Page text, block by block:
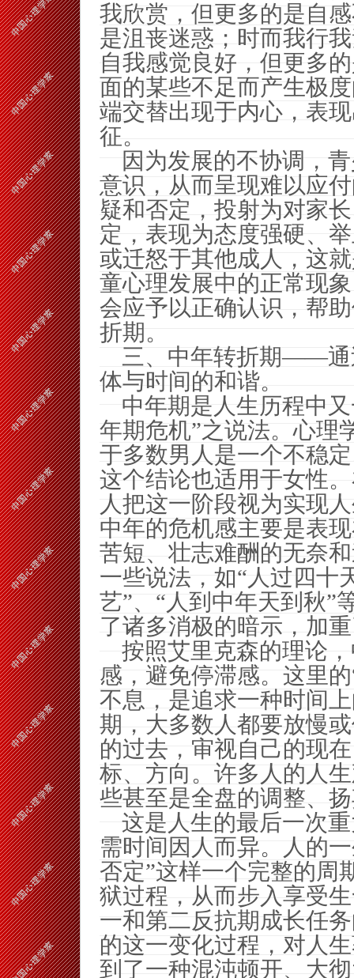
我欣赏，但更多的是自
是沮丧迷惑；时而我行
自我感觉良好，但更多
面的某些不足而产生极
端交替出现于内心，表
征。
因为发展的不协调，
意识，从而呈现难以应
疑和否定，投射为对家
定，表现为态度强硬、
或迁怒于其他成人，这
童心理发展中的正常现
会应予以正确认识，帮
折期。
三、中年转折期——通
体与时间的和谐。
中年期是人生历程中
年期危机”之说法。心理
于多数男人是一个不稳
这个结论也适用于女性
人把这一阶段视为实现
中年的危机感主要是表
苦短、壮志难酬的无奈
一些说法，如“人过四十
艺”、“人到中年天到秋”
了诸多消极的暗示，加
按照艾里克森的理论
感，避免停滞感。这里
不息，是追求一种时间
期，大多数人都要放慢
的过去，审视自己的现
标、方向。许多人的人
些甚至是全盘的调整、
这是人生的最后一次
需时间因人而异。人的
否定”这样一个完整的周
狱过程，从而步入享受
一和第二反抗期成长任
的这一变化过程，对人
到了一种混沌顿开、大